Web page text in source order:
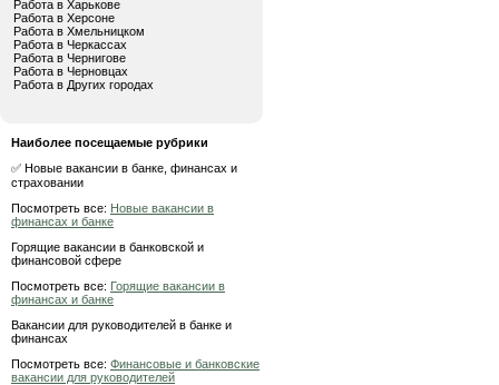
Работа в Харькове
Работа в Херсоне
Работа в Хмельницком
Работа в Черкассах
Работа в Чернигове
Работа в Черновцах
Работа в Других городах
Наиболее посещаемые рубрики
✅ Новые вакансии в банке, финансах и
страховании
Посмотреть все: Новые вакансии в
финансах и банке
Горящие вакансии в банковской и
финансовой сфере
Посмотреть все: Горящие вакансии в
финансах и банке
Вакансии для руководителей в банке и
финансах
Посмотреть все: Финансовые и банковские
вакансии для руководителей